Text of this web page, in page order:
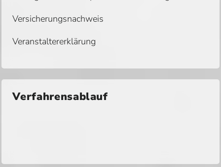
Versicherungsnachweis
Veranstaltererklärung
Verfahrensablauf